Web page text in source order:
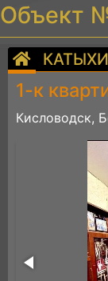
Объект
1-к
Кисловодск,